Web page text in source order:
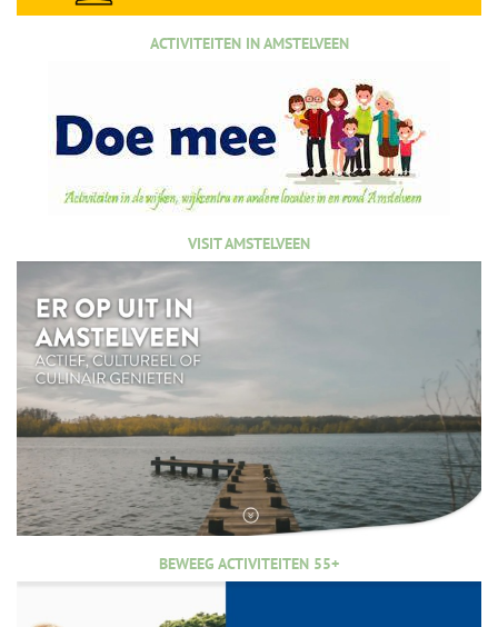
ACTIVITEITEN IN AMSTELVEEN
VISIT AMSTELVEEN
BEWEEG ACTIVITEITEN 55+